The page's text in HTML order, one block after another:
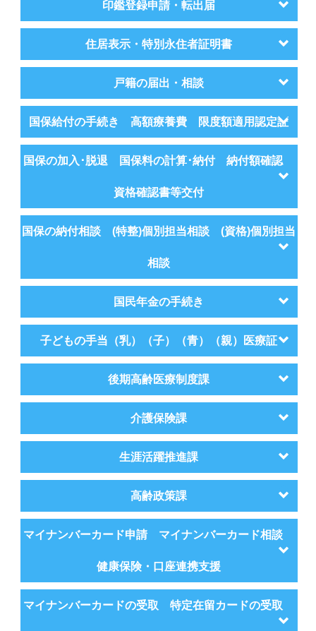
印鑑登録申請・転出届
住居表示・特別永住者証明書
戸籍の届出・相談
国保給付の手続き 高額療養費 限度額適用認定証
国保の加入･脱退 国保料の計算･納付 納付額確認
資格確認書等交付
国保の納付相談 (特整)個別担当相談 (資格)個別担当
相談
国民年金の手続き
子どもの手当（乳）（子）（青）（親）医療証
後期高齢医療制度課
介護保険課
生涯活躍推進課
高齢政策課
マイナンバーカード申請 マイナンバーカード相談
健康保険・口座連携支援
マイナンバーカードの受取 特定在留カードの受取